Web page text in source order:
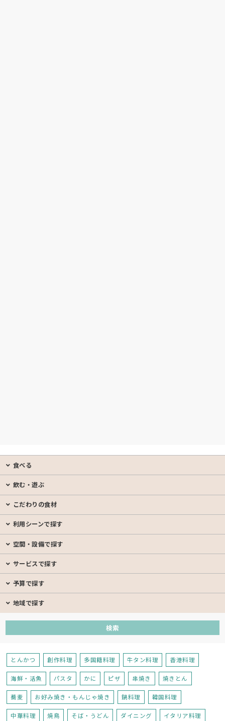
食べる
飲む・遊ぶ
こだわりの食材
利用シーンで探す
空間・設備で探す
サービスで探す
予算で探す
地域で探す
とんかつ 創作料理 多国籍料理 牛タン料理 香港料理
海鮮・活魚 パスタ かに ピザ 串焼き 焼きとん
蕎麦 お好み焼き・もんじゃ焼き 鍋料理 韓国料理
中華料理 焼鳥 そば・うどん ダイニング イタリア料理